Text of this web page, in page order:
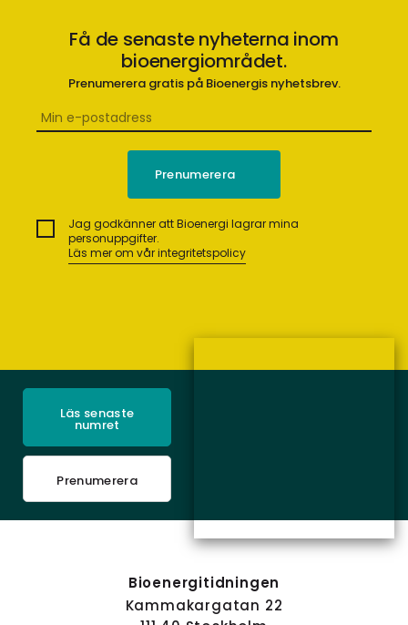
Få de senaste nyheterna inom
bioenergiområdet.
Prenumerera gratis på Bioenergis nyhetsbrev.
Jag godkänner att Bioenergi lagrar mina
personuppgifter.
Läs mer om vår integritetspolicy
Läs senaste
numret
Prenumerera
Bioenergitidningen
Kammakargatan 22